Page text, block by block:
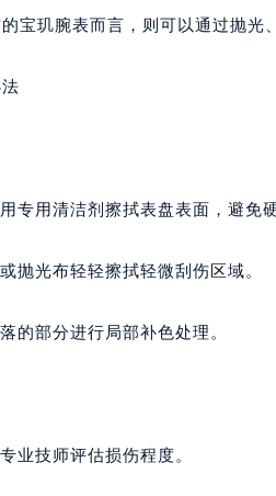
宝玑腕表而言，则可以通过抛光
专用清洁剂擦拭表盘表面，避免
抛光布轻轻擦拭轻微刮伤区域。
的部分进行局部补色处理。
业技师评估损伤程度。